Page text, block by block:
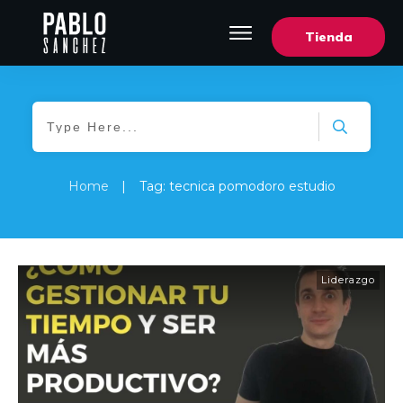
Tienda
Home Tag: tecnica pomodoro estudio
Liderazgo